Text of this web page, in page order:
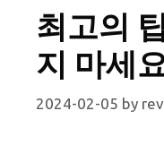
최고의
지 마세
2024-02-05 by